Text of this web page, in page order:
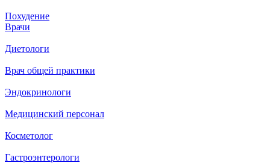
Похудение
Врачи
Диетологи
Врач общей практики
Эндокринологи
Медицинский персонал
Косметолог
Гастроэнтерологи